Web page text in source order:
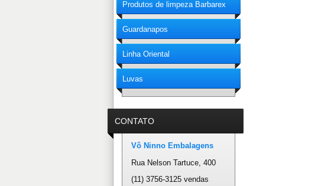
Produtos de limpeza Barbarex
Guardanapos
Linha Oriental
Luvas
CONTATO
Vô Ninno Embalagens
Rua Nelson Tartuce, 400
(11) 3756-3125 vendas